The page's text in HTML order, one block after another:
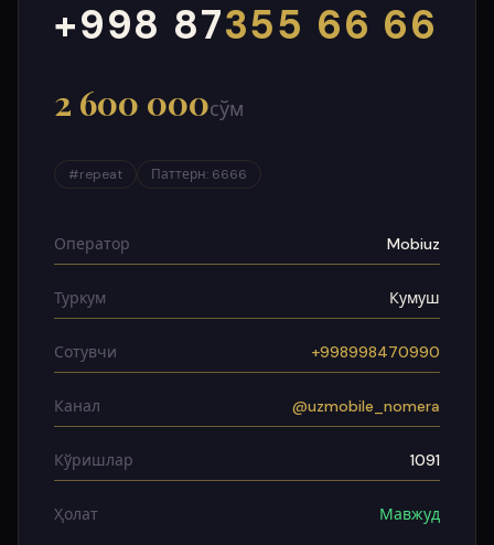
UZ УЗ
+998 87355 66 66
000
999
2 600 000сўм
#repeat Паттерн: 6666
Оператор Mobiuz
Туркум Кумуш
Сотувчи +998998470990
Канал @uzmobile_nomera
Кўришлар 1091
Ҳолат Мавжуд